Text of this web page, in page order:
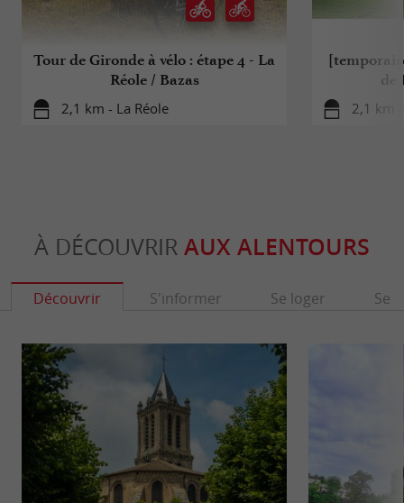
Tour de Gironde à vélo : étape 4 - La
Réole / Bazas
2,1 km - La Réole
de
2,1 km
À DÉCOUVRIR AUX ALENTOURS
Découvrir S'informer Se loger Se